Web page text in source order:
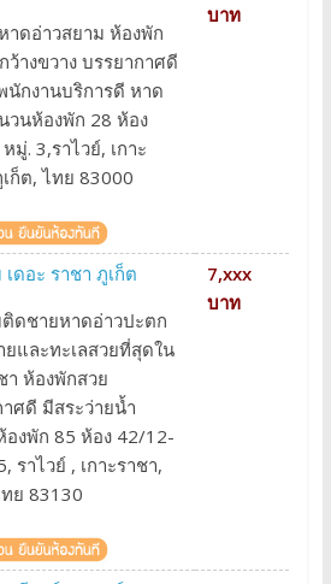
าดอ่าวสยาม ห้องพัก
ว้างขวาง บรรยากาศดี
นักงานบริการดี หาด
วนห้องพัก 28 ห้อง
มู่. 3,ราไวย์, เกาะ
ก็ต, ไทย 83000
บาท
เดอะ ราชา ภูเก็ต
ติดชายหาดอ่าวปะตก
และทะเลสวยที่สุดใน
า ห้องพักสวย
ศดี มีสระว่ายน้ำ
องพัก 85 ห้อง 42/12-
ราไวย์ , เกาะราชา,
ย 83130
7,xxx
บาท